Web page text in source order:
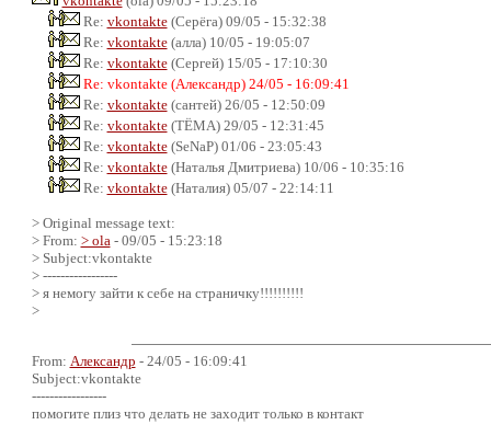
Re: vkontakte(Серёга) 09/05 - 15:32:38
Re: vkontakte(алла) 10/05 - 19:05:07
Re: vkontakte(Сергей) 15/05 - 17:10:30
Re: vkontakte (Александр) 24/05 - 16:09:41
Re: vkontakte(сантей) 26/05 - 12:50:09
Re: vkontakte(ТЁМА) 29/05 - 12:31:45
Re: vkontakte(SeNaP) 01/06 - 23:05:43
Re: vkontakte(Наталья Дмитриева) 10/06 - 10:35:16
Re: vkontakte(Наталия) 05/07 - 22:14:11
> Original message text:
> From: > ola - 09/05 - 15:23:18
> Subject:vkontakte
> -----------------
> я немогу зайти к себе на страничку!!!!!!!!!!
>
From: Александр - 24/05 - 16:09:41
Subject:vkontakte
-----------------
помогите плиз что делать не заходит только в контакт